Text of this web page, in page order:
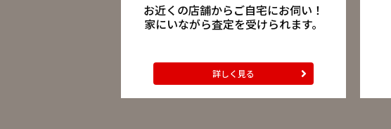
お近くの店舗からご自宅にお伺い！
家にいながら査定を受けられます。
詳しく見る